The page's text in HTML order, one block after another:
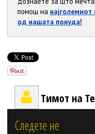
помош на
од нашата понуда!
Тимот на
Следете не